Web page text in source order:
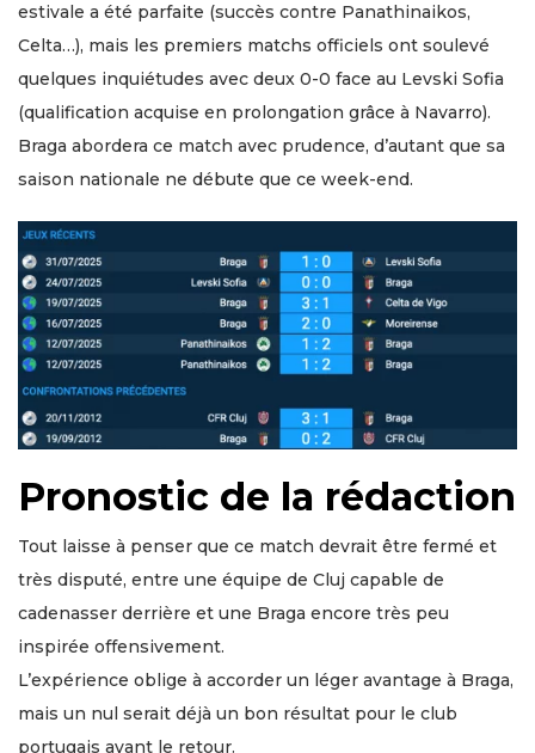
estivale a été parfaite (succès contre Panathinaikos,
Celta…), mais les premiers matchs officiels ont soulevé
quelques inquiétudes avec deux 0-0 face au Levski Sofia
(qualification acquise en prolongation grâce à Navarro).
Braga abordera ce match avec prudence, d’autant que sa
saison nationale ne débute que ce week-end.
Pronostic de la rédaction
Tout laisse à penser que ce match devrait être fermé et
très disputé, entre une équipe de Cluj capable de
cadenasser derrière et une Braga encore très peu
inspirée offensivement.
L’expérience oblige à accorder un léger avantage à Braga,
mais un nul serait déjà un bon résultat pour le club
portugais avant le retour.